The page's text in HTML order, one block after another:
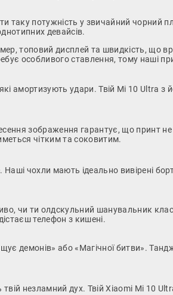
таку потужність у звичайний чорний
девайсів.
топовий дисплей та швидкість, що
особливого ставлення, тому наші
амортизують удари. Твій Mi 10 Ultra
зображення гарантує, що принт
чітким та соковитим.
Наші чохли мають ідеально вивірені
чи ти олдскульний шанувальник
телефон з кишені.
демонів» або «Магічної битви».
незламний дух. Твій Xiaomi Mi 10